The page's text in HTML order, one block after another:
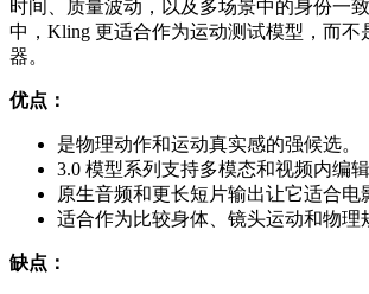
时间、质量波动，以及多场景中的身份一
中，Kling 更适合作为运动测试模型，而不
器。
优点：
是物理动作和运动真实感的强候选。
3.0 模型系列支持多模态和视频内编辑
原生音频和更长短片输出让它适合电
适合作为比较身体、镜头运动和物理
缺点：